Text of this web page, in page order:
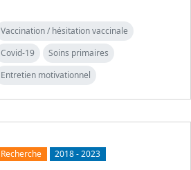
Vaccination / hésitation vaccinale
Covid-19
Soins primaires
Entretien motivationnel
Recherche 2018-2023